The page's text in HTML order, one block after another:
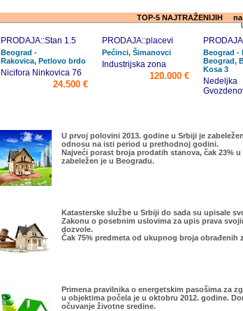
TOP-5 NAJTRAŽENIJIH
PRODAJA::Stan 1.5
Beograd -
Rakovica, Petlovo brdo
Nicifora Ninkovica 76
24.500 €
PRODAJA::placevi
Pećinci, Šimanovci
Industrijska zona
120.000 €
Beograd -
Beograd,
Kosa 3
Nedeljka
U prvoj polovini 2013. godine u Srbiji je
odnosu na isti period u prethodnoj godini.
Najveći porast broja prodatih stanova, čak 23%
zabeležen je u Beogradu.
Katasterske službe u Srbiji do sada su upisale
Zakonu o posebnim uslovima za upis prava
dozvole.
Čak 75% predmeta od ukupnog broja
Primena pravilnika o energetskim pasošima za
u objektima počela je u oktobru 2012. godine.
očuvanje životne sredine.